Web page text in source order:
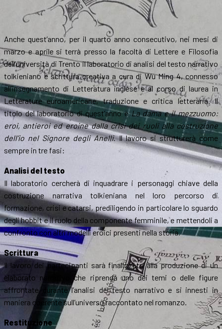
Anche quest’anno, per il quarto anno consecutivo, nei mesi di
marzo e aprile si terrà presso la facoltà di Lettere e Filosofia
dell’università di Trento il laboratorio di analisi del testo narrativo
tolkieniano e scrittura creativa a cura di Wu Ming 4, connesso
all’insegnamento di Letteratura inglese e al corso di laurea in
Letterature euroamericane, traduzione e critica letteraria. Il
titolo del laboratorio di quest’anno èLa dama e il mezzuomo:
eroi, antieroi ed eroine dalla crisi dei ruoli alla costruzione
dell’io nel Signore degli Anelli. Il lavoro si strutturerà come
sempre in tre fasi:
Analisi del testo
Il laboratorio cercherà di inquadrare i personaggi chiave della
costruzione narrativa tolkieniana nel loro percorso di
formazione, crisi e catarsi, prediligendo in particolare lo sguardo
degli hobbit e il ruolo della componente femminile, e mettendoli a
confronto con altri modelli eroici presenti nella storia.
Scrittura
Il lavoro dei partecipanti sarà finalizzato alla produzione di un
elaborato narrativo che riprenda uno dei temi o delle figure
affrontate durante l’analisi del testo narrativo e si innesti in
maniera coerente sull’universo raccontato nel romanzo.
Restituzione